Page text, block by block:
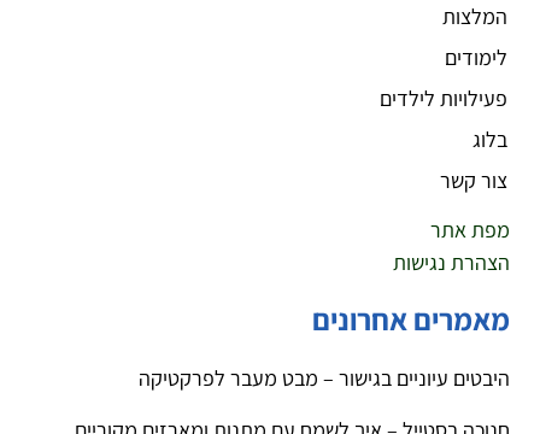
המלצות
לימודים
פעילויות לילדים
בלוג
צור קשר
מפת אתר
הצהרת נגישות
מאמרים אחרונים
היבטים עיוניים בגישור – מבט מעבר לפרקטיקה